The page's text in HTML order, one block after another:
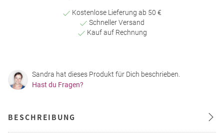
Kostenlose Lieferung ab 50 €
Schneller Versand
Kauf auf Rechnung
Sandra hat dieses Produkt für Dich beschrieben.
Hast du Fragen?
BESCHREIBUNG